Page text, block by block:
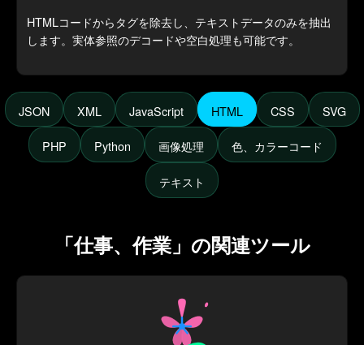
HTMLコードからタグを除去し、テキストデータのみを抽出
します。実体参照のデコードや空白処理も可能です。
JSON XML JavaScript HTML CSS SVG
PHP Python 画像処理 色、カラーコード
テキスト
「仕事、作業」の関連ツール